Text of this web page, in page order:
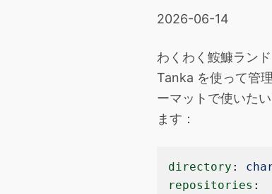
2026-06-14
わくわく鮟鱇ラン
Tanka を使って管
ーマットで使いた
ます：
directory :
repositories :